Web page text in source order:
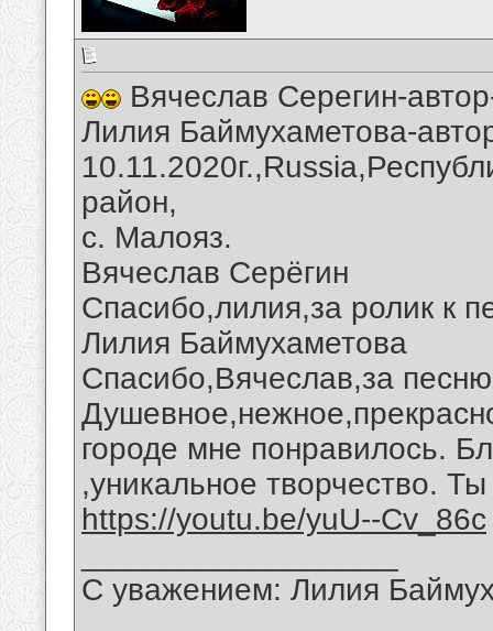
Вячеслав Серегин-
Лилия Баймухаметова-
район,
с. Малояз.
Вячеслав Серёгин
Спасибо,лилия,за ролик к
Лилия Баймухаметова
Спасибо,Вячеслав,за
городе мне понравилось.
,уникальное творчество.
https://youtu.be/yuU--Cv_86c
С уважением: Лилия